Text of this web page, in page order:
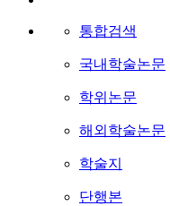
통합검색
국내학술논문
학위논문
해외학술논문
학술지
단행본